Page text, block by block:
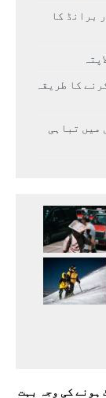
مقامات اور برانڈ کا
کا طریقہ
میں تباہی
ہونے کی وجہ بہت